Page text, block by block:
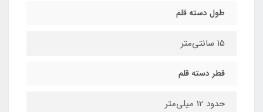
طول دسته قلم
15 سانتی‌متر
قطر دسته قلم
حدود 12 میلی‌متر